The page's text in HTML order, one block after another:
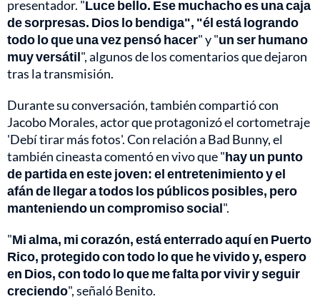
presentador. "Luce bello. Ese muchacho es una caja
de sorpresas. Dios lo bendiga", "él está logrando
todo lo que una vez pensó hacer" y "un ser humano
muy versátil", algunos de los comentarios que dejaron
tras la transmisión.
Durante su conversación, también compartió con
Jacobo Morales, actor que protagonizó el cortometraje
'Debí tirar más fotos'. Con relación a Bad Bunny, el
también cineasta comentó en vivo que "hay un punto
de partida en este joven: el entretenimiento y el
afán de llegar a todos los públicos posibles, pero
manteniendo un compromiso social".
"Mi alma, mi corazón, está enterrado aquí en Puerto
Rico, protegido con todo lo que he vivido y, espero
en Dios, con todo lo que me falta por vivir y seguir
creciendo", señaló Benito.